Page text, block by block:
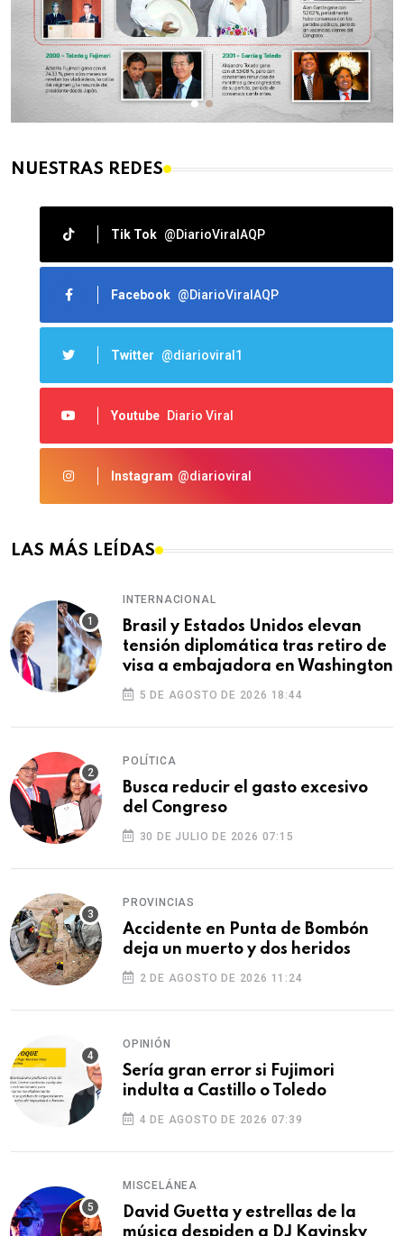
NUESTRAS REDES
Tik Tok @DiarioViralAQP
Facebook @DiarioViralAQP
Twitter @diarioviral1
Youtube Diario Viral
Instagram @diarioviral
LAS MÁS LEÍDAS
INTERNACIONAL
Brasil y Estados Unidos elevan
tensión diplomática tras retiro de
visa a embajadora en Washington
5 DE AGOSTO DE 2026 18:44
POLÍTICA
Busca reducir el gasto excesivo
del Congreso
30 DE JULIO DE 2026 07:15
PROVINCIAS
Accidente en Punta de Bombón
deja un muerto y dos heridos
2 DE AGOSTO DE 2026 11:24
OPINIÓN
Sería gran error si Fujimori
indulta a Castillo o Toledo
4 DE AGOSTO DE 2026 07:39
MISCELÁNEA
David Guetta y estrellas de la
música despiden a DJ Kavinsky